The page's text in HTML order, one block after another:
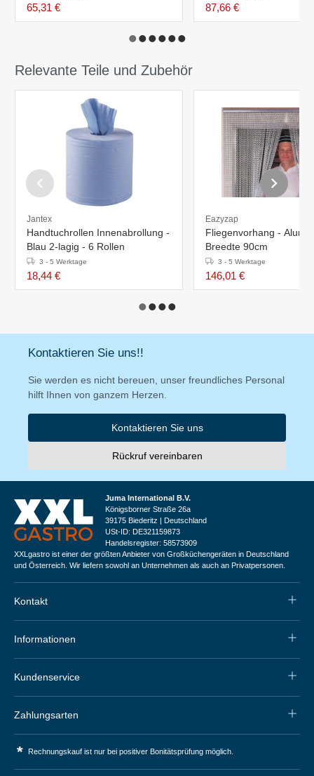
65,31 € 87,66 €
Relevante Teile und Zubehör
Jantex
Handtuchrollen Innenabrollung -
Blau 2-lagig - 6 Rollen
3 - 5 Werktage
18,44 €
Eazyzap
Fliegenvorhang -
Breedte 90cm
3 - 5 Werktage
146,01 €
Kontaktieren Sie uns!!
Sie werden es nicht bereuen, unser freundliches Personal
hilft Ihnen von ganzem Herzen.
Kontaktieren Sie uns
Rückruf vereinbaren
Juma International B.V.
Königsborner Straße 26a
39175 Biederitz | Deutschland
USt-ID: DE321159873
Handelsregister: 58573909
XXLgastro ist einer der größten Anbieter von Großküchengeräten in Deutschland
und Österreich. Wir liefern sowohl an Unternehmen als auch an Privatpersonen.
Kontakt
Informationen
Kundenservice
Zahlungsarten
* Rechnungskauf ist nur bei positiver Bonitätsprüfung möglich.